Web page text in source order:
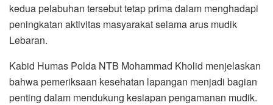
kedua pelabuhan tersebut tetap prima dalam menghadapi
peningkatan aktivitas masyarakat selama arus mudik
Lebaran.
Kabid Humas Polda NTB Mohammad Kholid menjelaskan
bahwa pemeriksaan kesehatan lapangan menjadi bagian
penting dalam mendukung kesiapan pengamanan mudik.